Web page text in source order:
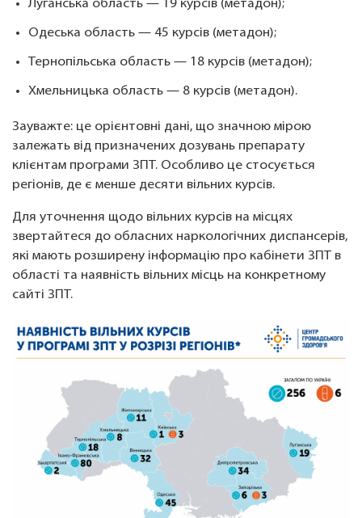
Луганська область — 19 курсів (метадон);
Одеська область — 45 курсів (метадон);
Тернопільська область — 18 курсів (метадон);
Хмельницька область — 8 курсів (метадон).
Зауважте: це орієнтовні дані, що значною мірою
залежать від призначених дозувань препарату
клієнтам програми ЗПТ. Особливо це стосується
регіонів, де є менше десяти вільних курсів.
Для уточнення щодо вільних курсів на місцях
звертайтеся до обласних наркологічних диспансерів,
які мають розширену інформацію про кабінети ЗПТ в
області та наявність вільних місць на конкретному
сайті ЗПТ.